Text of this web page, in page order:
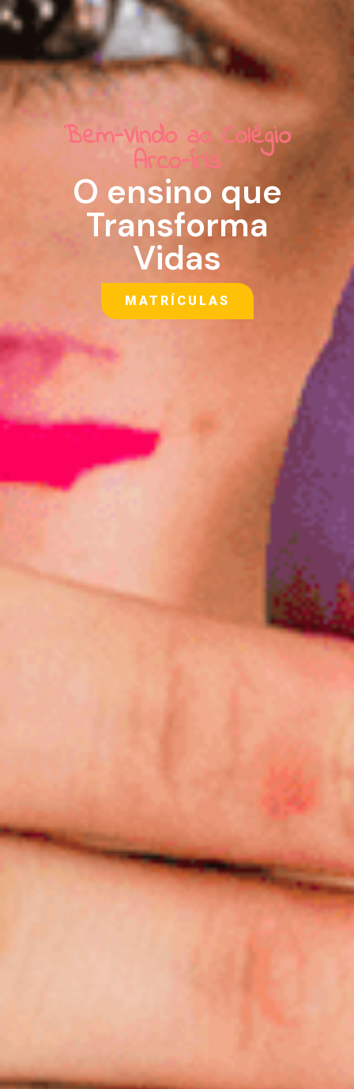
Bem-Vindo ao Colégio
Arco-Íris
O ensino que
Transforma
Vidas
MATRÍCULAS